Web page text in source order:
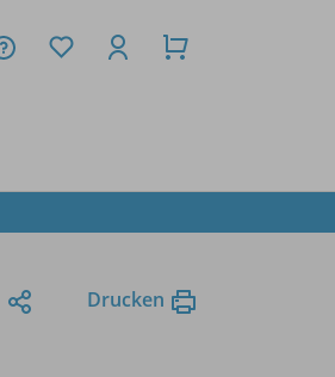
Drucken